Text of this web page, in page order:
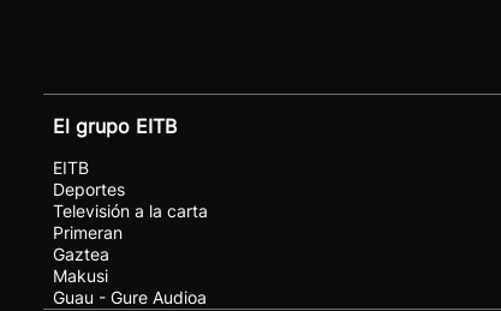
El grupo EITB
EITB
Deportes
Televisión a la carta
Primeran
Gaztea
Makusi
Guau - Gure Audioa